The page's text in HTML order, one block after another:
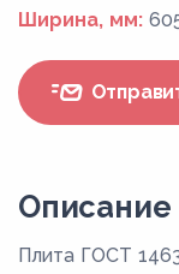
Ширина, мм:
Описание
Плита ГОСТ